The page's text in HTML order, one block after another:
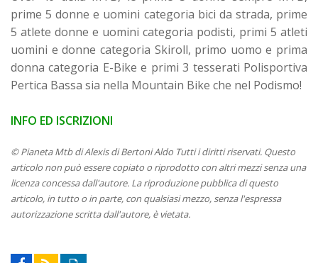
prime 5 donne e uomini categoria bici da strada, prime
5 atlete donne e uomini categoria podisti, primi 5 atleti
uomini e donne categoria Skiroll, primo uomo e prima
donna categoria E-Bike e primi 3 tesserati Polisportiva
Pertica Bassa sia nella Mountain Bike che nel Podismo!
INFO ED ISCRIZIONI
© Pianeta Mtb di Alexis di Bertoni Aldo Tutti i diritti riservati. Questo
articolo non può essere copiato o riprodotto con altri mezzi senza una
licenza concessa dall'autore. La riproduzione pubblica di questo
articolo, in tutto o in parte, con qualsiasi mezzo, senza l'espressa
autorizzazione scritta dall'autore, è vietata.